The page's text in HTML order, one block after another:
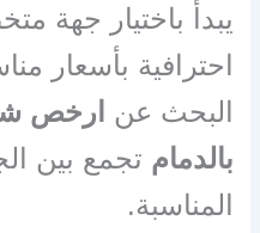
يبدأ باختيار جهة
احترافية بأسعار
البحث عن
ارخص
بالدمام تجمع بين
المناسبة.